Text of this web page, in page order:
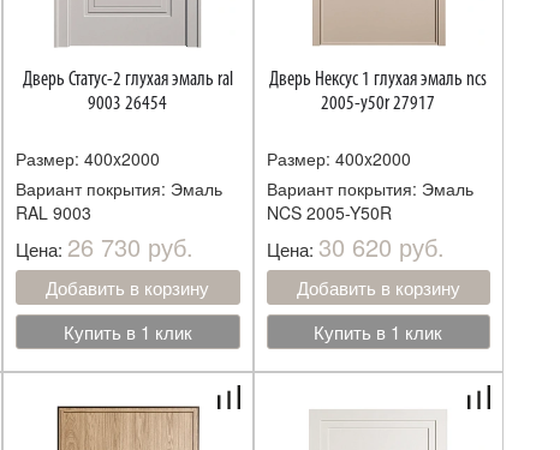
Дверь Статус-2 глухая эмаль ral
9003 26454
Размер: 400x2000
Вариант покрытия: Эмаль
RAL 9003
Цена: 26 730 руб.
Добавить в корзину
Купить в 1 клик
Дверь Нексус 1 глухая эмаль ncs
2005-y50r 27917
Размер: 400x2000
Вариант покрытия: Эмаль
NCS 2005-Y50R
Цена: 30 620 руб.
Добавить в корзину
Купить в 1 клик